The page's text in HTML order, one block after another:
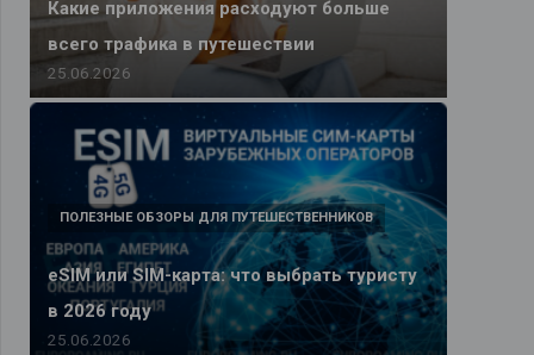
Какие приложения расходуют больше
всего трафика в путешествии
25.06.2026
eSIM или SIM-карта: что выбрать туристу
в 2026 году
ПОЛЕЗНЫЕ ОБЗОРЫ ДЛЯ ПУТЕШЕСТВЕННИКОВ
25.06.2026